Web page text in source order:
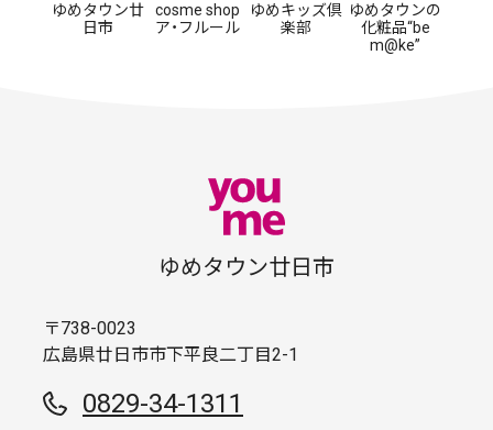
ゆめタウン廿
日市
cosme shop
ア・フルール
ゆめキッズ倶
楽部
ゆめタウンの
化粧品“be
m@ke”
ゆめタウン廿日市
〒738-0023
広島県廿日市市下平良二丁目2-1
0829-34-1311